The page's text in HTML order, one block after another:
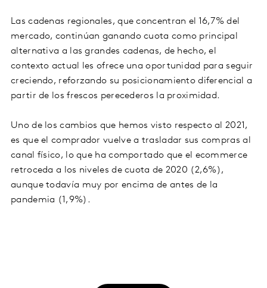
Las cadenas regionales, que concentran el 16,7% del
mercado, continúan ganando cuota como principal
alternativa a las grandes cadenas, de hecho, el
contexto actual les ofrece una oportunidad para seguir
creciendo, reforzando su posicionamiento diferencial a
partir de los frescos perecederos la proximidad.
Uno de los cambios que hemos visto respecto al 2021,
es que el comprador vuelve a trasladar sus compras al
canal físico, lo que ha comportado que el ecommerce
retroceda a los niveles de cuota de 2020 (2,6%),
aunque todavía muy por encima de antes de la
pandemia (1,9%).